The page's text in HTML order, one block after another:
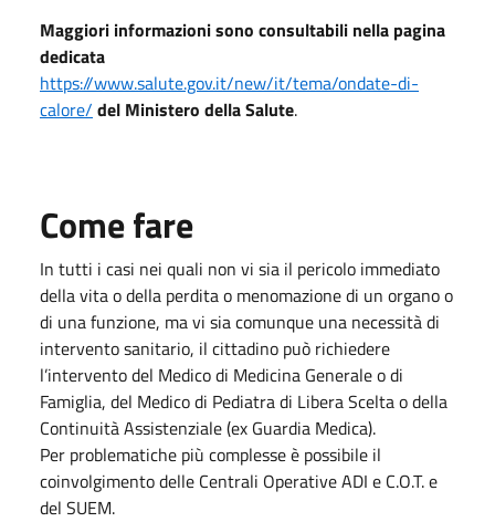
Maggiori informazioni sono consultabili nella pagina
dedicata
https://www.salute.gov.it/new/it/tema/ondate-di-
calore/ del Ministero della Salute.
Come fare
In tutti i casi nei quali non vi sia il pericolo immediato
della vita o della perdita o menomazione di un organo o
di una funzione, ma vi sia comunque una necessità di
intervento sanitario, il cittadino può richiedere
l’intervento del Medico di Medicina Generale o di
Famiglia, del Medico di Pediatra di Libera Scelta o della
Continuità Assistenziale (ex Guardia Medica).
Per problematiche più complesse è possibile il
coinvolgimento delle Centrali Operative ADI e C.O.T. e
del SUEM.